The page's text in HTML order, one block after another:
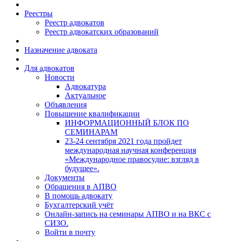
Реестры
Реестр адвокатов
Реестр адвокатских образований
Назначение адвоката
Для адвокатов
Новости
Адвокатура
Актуальное
Объявления
Повышение квалификации
ИНФОРМАЦИОННЫЙ БЛОК ПО
СЕМИНАРАМ
23-24 сентября 2021 года пройдет
международная научная конференция
«Международное правосудие: взгляд в
будущее».
Документы
Обращения в АПВО
В помощь адвокату
Бухгалтерский учёт
Онлайн-запись на семинары АПВО и на ВКС с
СИЗО.
Войти в почту